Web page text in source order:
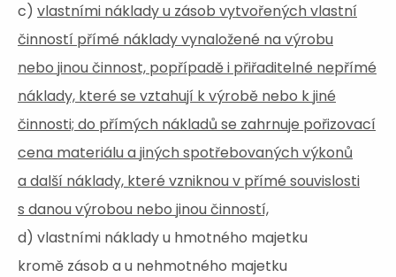
c) vlastními náklady u zásob vytvořených vlastní
činností přímé náklady vynaložené na výrobu
nebo jinou činnost, popřípadě i přiřaditelné nepřímé
náklady, které se vztahují k výrobě nebo k jiné
činnosti; do přímých nákladů se zahrnuje pořizovací
cena materiálu a jiných spotřebovaných výkonů
a další náklady, které vzniknou v přímé souvislosti
s danou výrobou nebo jinou činností,
d) vlastními náklady u hmotného majetku
kromě zásob a u nehmotného majetku